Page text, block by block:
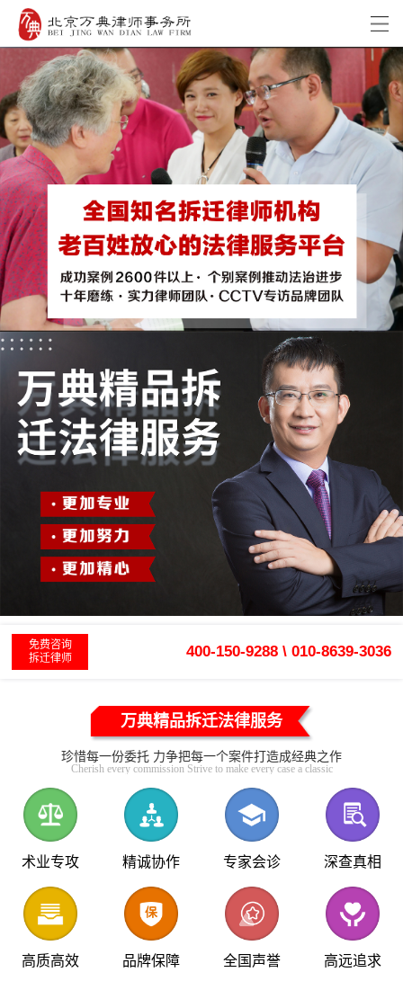
免费咨询
拆迁律师
400-150-9288 \ 010-8639-3036
万典精品拆迁法律服务
珍惜每一份委托 力争把每一个案件打造成经典之作
Cherish every commission Strive to make every case a classic
术业专攻 精诚协作 专家会诊 深查真相
高质高效 品牌保障 全国声誉 高远追求